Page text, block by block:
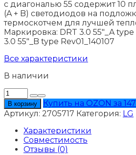
с диагональю 55 содержит 10
(A + B) светодиодов на
термоскотчем для лучшей
Маркировка: DRT 3.0 55"_A type
3.0 55"_B type Rev01_140107
Все характеристики
В наличии
Количество
товара
Подсветка
LG
55LF650V
В корзину
Купить на OZON за
Артикул: 2705717 Категория: LG
Характеристики
Совместимость
Отзывы (0)